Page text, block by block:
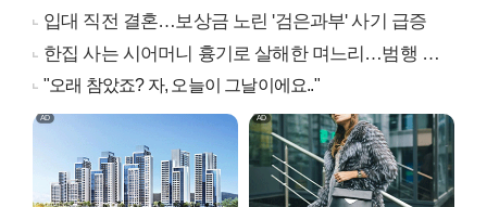
입대 직전 결혼…보상금 노린 '검은과부' 사기 급증
한집 사는 시어머니 흉기로 살해한 며느리…범행 동기는
"오래 참았죠? 자, 오늘이 그날이에요.."